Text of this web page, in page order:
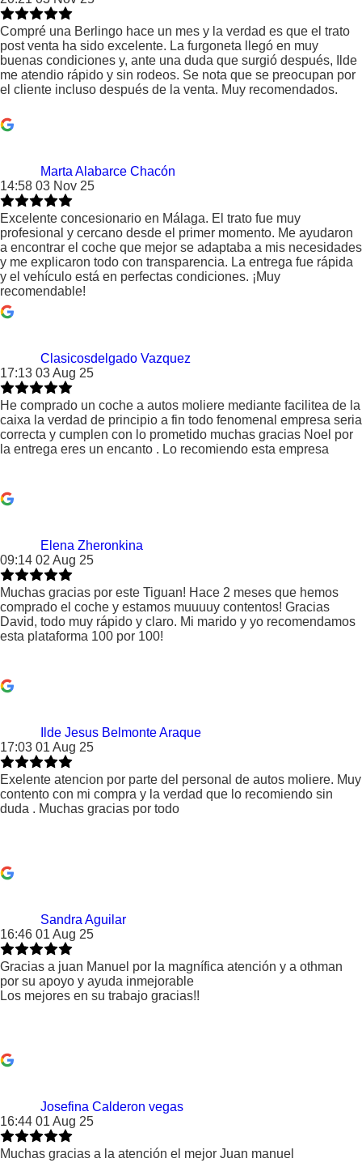
Compré una Berlingo hace un mes y la verdad es que el trato
post venta ha sido excelente. La furgoneta llegó en muy
buenas condiciones y, ante una duda que surgió después, Ilde
me atendio rápido y sin rodeos. Se nota que se preocupan por
el cliente incluso después de la venta. Muy recomendados.
Marta Alabarce Chacón
14:58 03 Nov 25
Excelente concesionario en Málaga. El trato fue muy
profesional y cercano desde el primer momento. Me ayudaron
a encontrar el coche que mejor se adaptaba a mis necesidades
y me explicaron todo con transparencia. La entrega fue rápida
y el vehículo está en perfectas condiciones. ¡Muy
recomendable!
Clasicosdelgado Vazquez
17:13 03 Aug 25
He comprado un coche a autos moliere mediante facilitea de la
caixa la verdad de principio a fin todo fenomenal empresa seria
correcta y cumplen con lo prometido muchas gracias Noel por
la entrega eres un encanto . Lo recomiendo esta empresa
Elena Zheronkina
09:14 02 Aug 25
Muchas gracias por este Tiguan! Hace 2 meses que hemos
comprado el coche y estamos muuuuy contentos! Gracias
David, todo muy rápido y claro. Mi marido y yo recomendamos
esta plataforma 100 por 100!
Ilde Jesus Belmonte Araque
17:03 01 Aug 25
Exelente atencion por parte del personal de autos moliere. Muy
contento con mi compra y la verdad que lo recomiendo sin
duda . Muchas gracias por todo
Sandra Aguilar
16:46 01 Aug 25
Gracias a juan Manuel por la magnífica atención y a othman
por su apoyo y ayuda inmejorable
Los mejores en su trabajo gracias!!
Josefina Calderon vegas
16:44 01 Aug 25
Muchas gracias a la atención el mejor Juan manuel